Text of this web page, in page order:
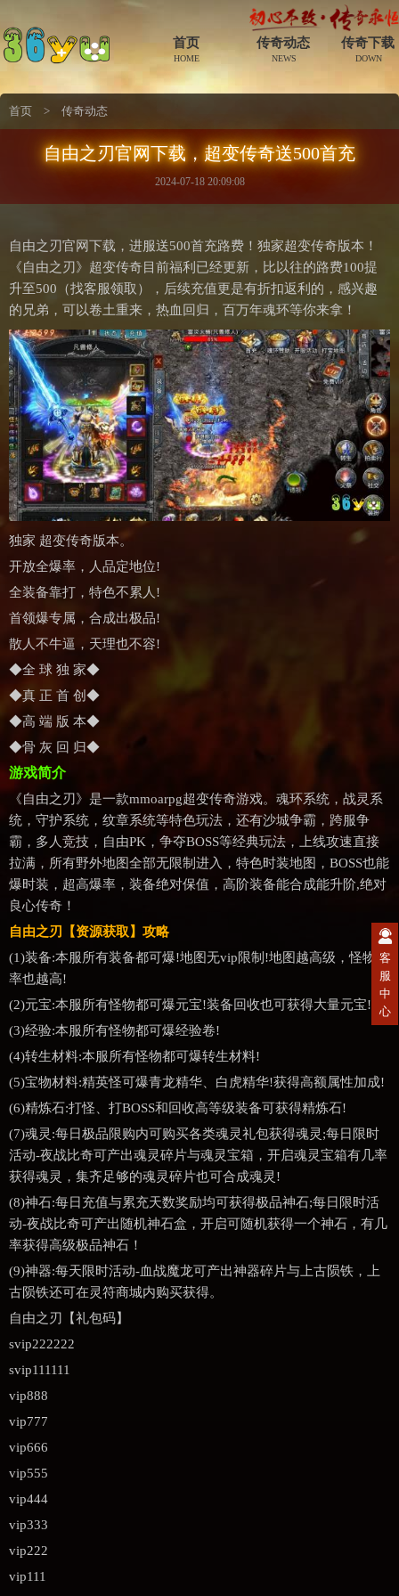
首页
HOME
传奇动态
NEWS
传奇下载
DOWN
首页 > 传奇动态
自由之刃官网下载，超变传奇送500首充
2024-07-18 20:09:08
自由之刃官网下载，进服送500首充路费！独家超变传奇版本！
《自由之刃》超变传奇目前福利已经更新，比以往的路费100提
升至500（找客服领取），后续充值更是有折扣返利的，感兴趣
的兄弟，可以卷土重来，热血回归，百万年魂环等你来拿！
独家 超变传奇版本。
开放全爆率，人品定地位!
全装备靠打，特色不累人!
首领爆专属，合成出极品!
散人不牛逼，天理也不容!
◆全 球 独 家◆
◆真 正 首 创◆
◆高 端 版 本◆
◆骨 灰 回 归◆
游戏简介
《自由之刃》是一款mmoarpg超变传奇游戏。魂环系统，战灵系
统，守护系统，纹章系统等特色玩法，还有沙城争霸，跨服争
霸，多人竞技，自由PK，争夺BOSS等经典玩法，上线攻速直接
拉满，所有野外地图全部无限制进入，特色时装地图，BOSS也能
爆时装，超高爆率，装备绝对保值，高阶装备能合成能升阶,绝对
良心传奇！
自由之刃【资源获取】攻略
(1)装备:本服所有装备都可爆!地图无vip限制!地图越高级，怪物爆
率也越高!
(2)元宝:本服所有怪物都可爆元宝!装备回收也可获得大量元宝!
(3)经验:本服所有怪物都可爆经验卷!
(4)转生材料:本服所有怪物都可爆转生材料!
(5)宝物材料:精英怪可爆青龙精华、白虎精华!获得高额属性加成!
(6)精炼石:打怪、打BOSS和回收高等级装备可获得精炼石!
(7)魂灵:每日极品限购内可购买各类魂灵礼包获得魂灵;每日限时
活动-夜战比奇可产出魂灵碎片与魂灵宝箱，开启魂灵宝箱有几率
获得魂灵，集齐足够的魂灵碎片也可合成魂灵!
(8)神石:每日充值与累充天数奖励均可获得极品神石;每日限时活
动-夜战比奇可产出随机神石盒，开启可随机获得一个神石，有几
率获得高级极品神石！
(9)神器:每天限时活动-血战魔龙可产出神器碎片与上古陨铁，上
古陨铁还可在灵符商城内购买获得。
自由之刃【礼包码】
svip222222
svip111111
vip888
vip777
vip666
vip555
vip444
vip333
vip222
vip111
客
服
中
心